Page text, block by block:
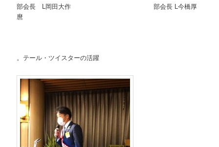
部会長 L岡田大作 部会長 L今橋厚
麿
。テール・ツイスターの活躍